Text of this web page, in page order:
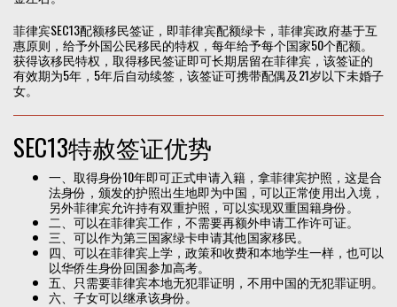
菲律宾SEC13配额移民签证，即菲律宾配额绿卡，菲律宾政府基于互
惠原则，给予外国公民移民的特权，每年给予每个国家50个配额。
获得该移民特权，取得移民签证即可长期居留在菲律宾，该签证的
有效期为5年，5年后自动续签，该签证可携带配偶及21岁以下未婚子
女。
SEC13特赦签证优势
一、取得身份10年即可正式申请入籍，拿菲律宾护照，这是合
法身份，颁发的护照出生地即为中国，可以正常使用出入境，
另外菲律宾允许持有双重护照，可以实现双重国籍身份。
二、可以在菲律宾工作，不需要再额外申请工作许可证。
三、可以作为第三国家绿卡申请其他国家移民。
四、可以在菲律宾上学，政策和收费和本地学生一样，也可以
以华侨生身份回国参加高考。
五、只需要菲律宾本地无犯罪证明，不用中国的无犯罪证明。
六、子女可以继承该身份。